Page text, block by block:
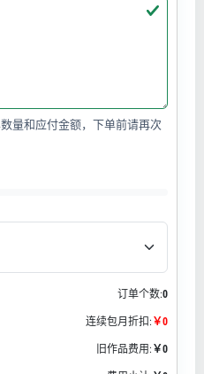
量和应付金额，下单前请再次
订单个数:0
连续包月折扣: ￥0
旧作品费用: ￥0